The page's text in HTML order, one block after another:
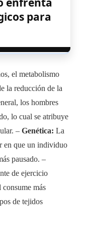
para
el metabolismo
la reducción de la
los hombres
lo cual se atribuye
– Genética: La
en que un individuo
pausado. –
de ejercicio
consume más
de tejidos